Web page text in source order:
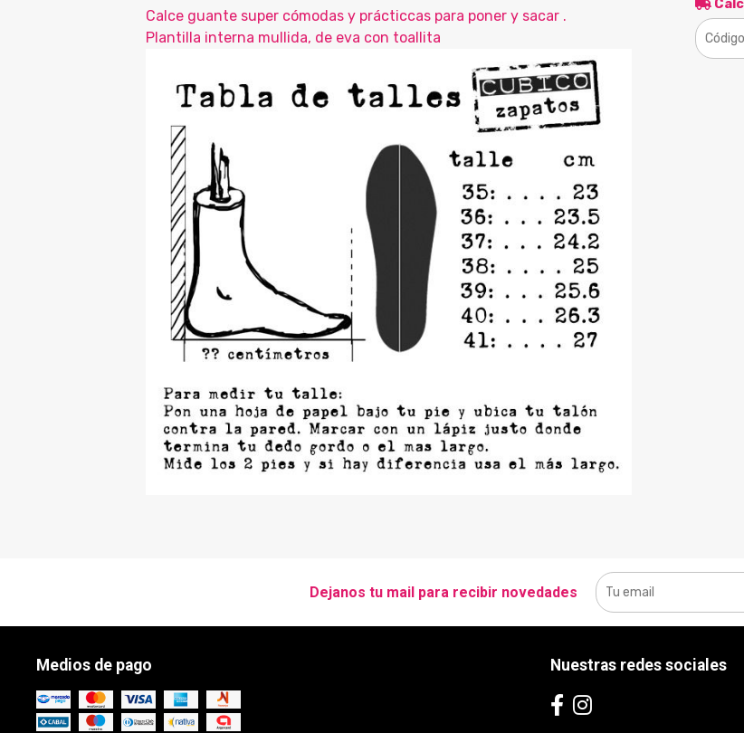
Calce guante super cómodas y prácticcas para poner y sacar .
Plantilla interna mullida, de eva con toallita
Dejanos tu mail para recibir novedades
Medios de pago Nuestras redes sociales